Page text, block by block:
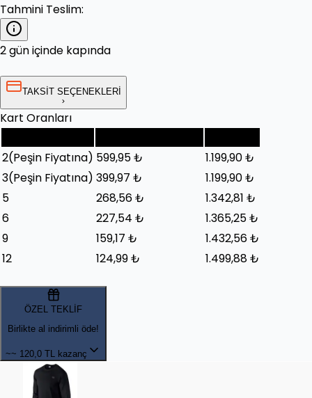
Tahmini Teslim:
2 gün içinde kapında
TAKSİT SEÇENEKLERİ
Kart Oranları
2(Peşin Fiyatına) 599,95 ₺
1.199,90 ₺
3(Peşin Fiyatına) 399,97 ₺
1.199,90 ₺
5
268,56 ₺
1.342,81 ₺
6
227,54 ₺
1.365,25 ₺
9
159,17 ₺
1.432,56 ₺
12
124,99 ₺ 1.499,88 ₺
ÖZEL TEKLİF
Birlikte al indirimli öde!
~~ 120,0 TL kazanç